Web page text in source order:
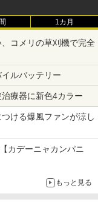
1カ月
コメリの草刈機で完全
ルバッテリー
療器に新色4カラー
ける爆風ファンが涼し
カデーニャカンパニ
もっと見る